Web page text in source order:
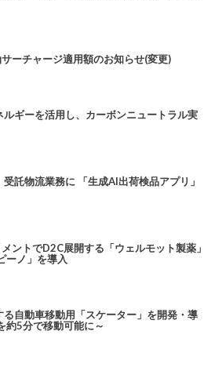
ーチャージ適用額のお知らせ(変更)
ギーを活用し、カーボンニュートラル実
託物流業務に 「生成AI出荷検品アプリ」
ントでD2C展開する「ウェルモット製薬」
ーノ」を導入
自動車移動用「スケーター」を開発・導
約5分で移動可能に～